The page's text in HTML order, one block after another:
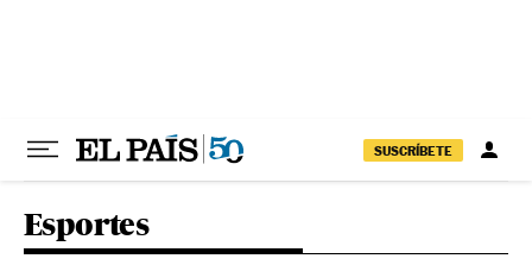
SUSCRÍBETE
Esportes